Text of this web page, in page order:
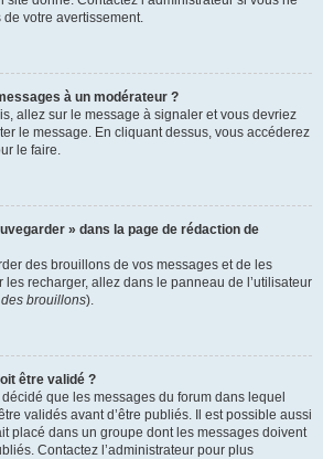
votre avertissement.
à un modérateur ?
allez sur le message à signaler et vous devriez
le message. En cliquant dessus, vous accéderez
le faire.
» dans la page de rédaction de
des brouillons de vos messages et de les
recharger, allez dans le panneau de l’utilisateur
brouillons).
être validé ?
que les messages du forum dans lequel
validés avant d’être publiés. Il est possible aussi
placé dans un groupe dont les messages doivent
Contactez l’administrateur pour plus